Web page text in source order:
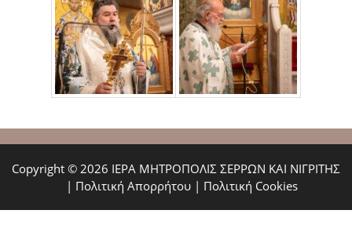
Copyright © 2026 ΙΕΡΑ ΜΗΤΡΟΠΟΛΙΣ ΣΕΡΡΩΝ ΚΑΙ ΝΙΓΡΙΤΗΣ
| Πολιτική Απορρήτου | Πολιτική Cookies